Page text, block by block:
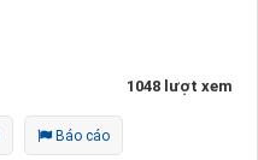
1048 lượt xem
Báo cáo